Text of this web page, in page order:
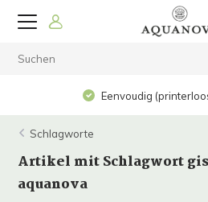
Eenvoudig
Schlagworte
Artikel mit Schlagwort
aquanova